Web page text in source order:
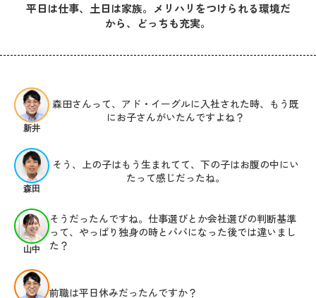
平日は仕事、土日は家族。メリハリをつけられる環境だ
から、どっちも充実。
新井
森田さんって、アド・イーグルに入社された時、もう既
にお子さんがいたんですよね？
森田
そう、上の子はもう生まれてて、下の子はお腹の中にい
たって感じだったね。
山中
そうだったんですね。仕事選びとか会社選びの判断基準
って、やっぱり独身の時とパパになった後では違いまし
た？
前職は平日休みだったんですか？